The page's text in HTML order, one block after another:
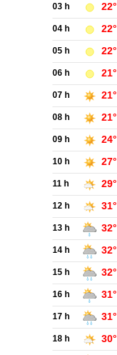
03 h 22°
04 h 22°
05 h 22°
06 h 21°
07 h 21°
08 h 21°
09 h 24°
10 h 27°
11 h 29°
12 h 31°
13 h 32°
14 h 32°
15 h 32°
16 h 31°
17 h 31°
18 h 30°